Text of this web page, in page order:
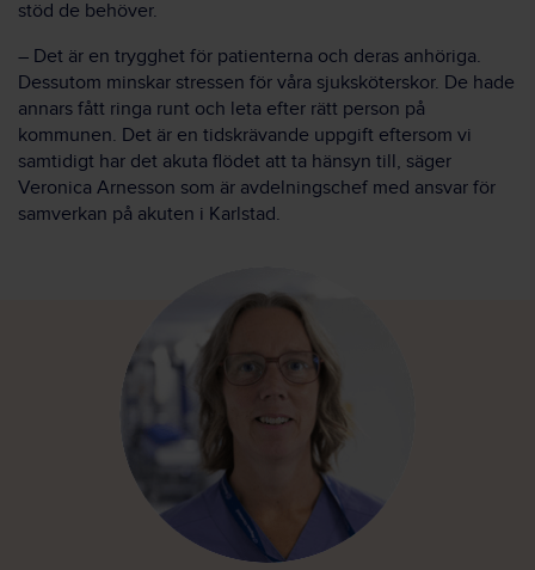
stöd de behöver.
– Det är en trygghet för patienterna och deras anhöriga.
Dessutom minskar stressen för våra sjuksköterskor. De hade
annars fått ringa runt och leta efter rätt person på
kommunen. Det är en tidskrävande uppgift eftersom vi
samtidigt har det akuta flödet att ta hänsyn till, säger
Veronica Arnesson som är avdelningschef med ansvar för
samverkan på akuten i Karlstad.